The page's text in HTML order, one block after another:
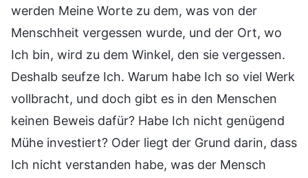
werden Meine Worte zu dem, was von der
Menschheit vergessen wurde, und der Ort, wo
Ich bin, wird zu dem Winkel, den sie vergessen.
Deshalb seufze Ich. Warum habe Ich so viel Werk
vollbracht, und doch gibt es in den Menschen
keinen Beweis dafür? Habe Ich nicht genügend
Mühe investiert? Oder liegt der Grund darin, dass
Ich nicht verstanden habe, was der Mensch